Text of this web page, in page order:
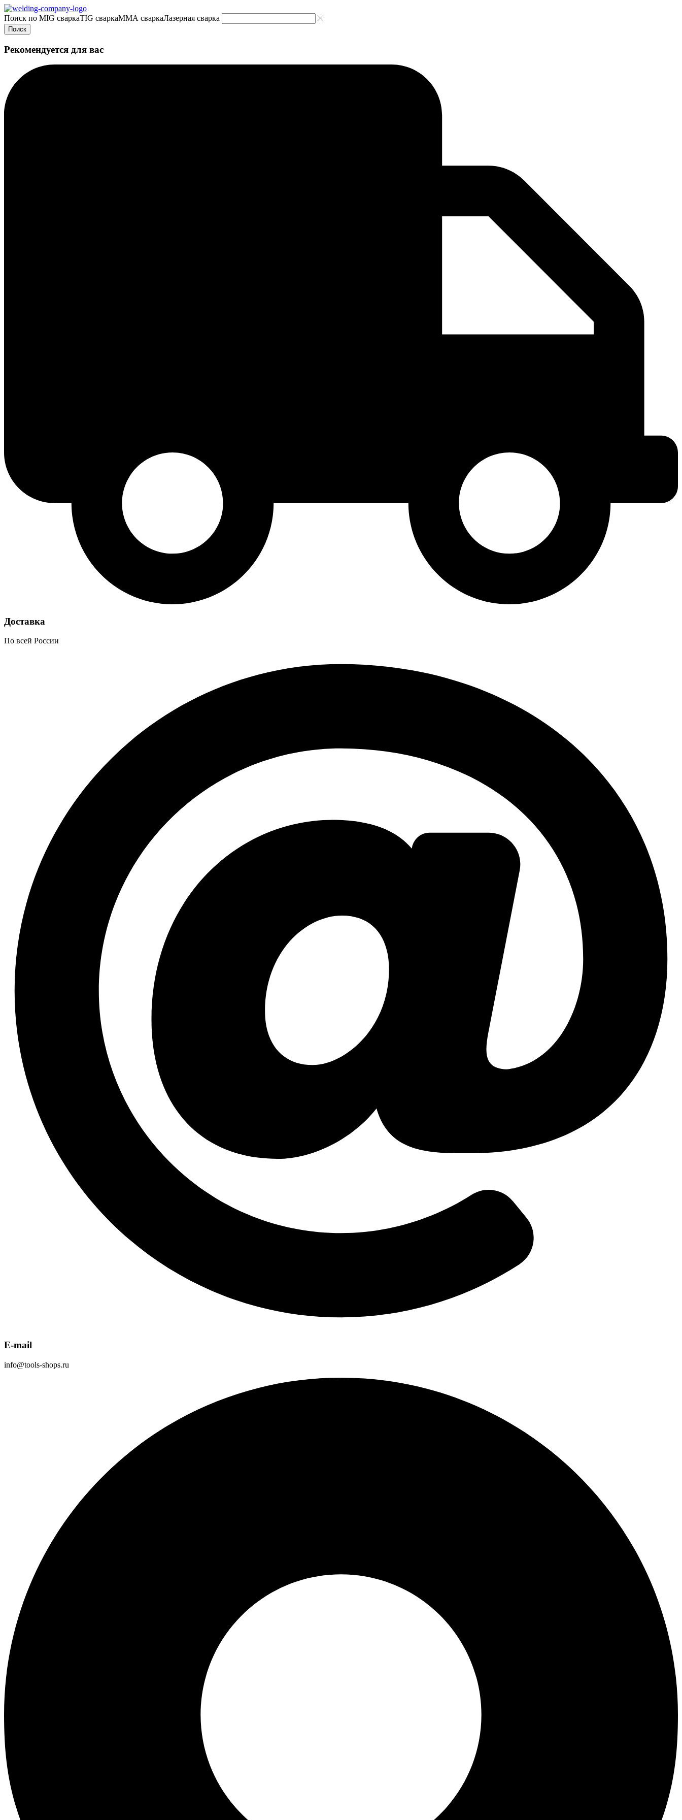
Поиск по MIG сваркаTIG сваркаMMA сваркаЛазерная сварка
Поиск
Рекомендуется для вас
Доставка
По всей России
E-mail
info@tools-shops.ru